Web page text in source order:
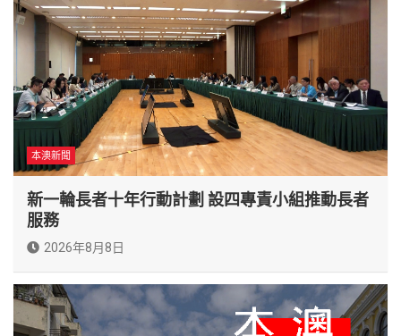
本澳新聞
新一輪長者十年行動計劃 設四專責小組推動長者
服務
2026年8月8日